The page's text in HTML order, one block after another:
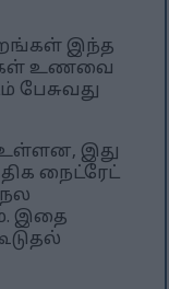
இந்த
உணவை
பேசுவது
உள்ளன, இது
நைட்ரேட்
இதை